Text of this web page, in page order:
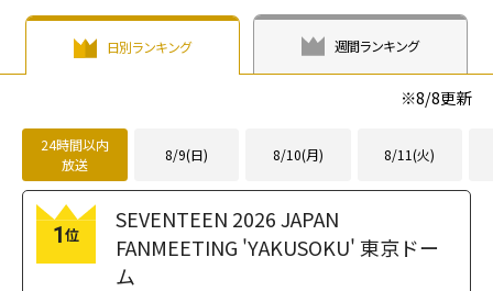
日別ランキング 週間ランキング
※8/8更新
24時間以内
放送
8/9(日) 8/10(月) 8/11(火)
1位
SEVENTEEN 2026 JAPAN
FANMEETING 'YAKUSOKU' 東京ドー
ム